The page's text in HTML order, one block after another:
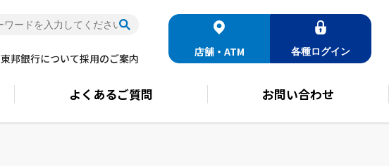
店舗・ATM 各種ログイン
よくあるご質問 お問い合わせ
東邦銀行について採用のご案内